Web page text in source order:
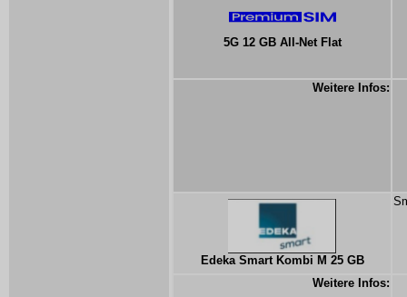
5G 12 GB All-Net Flat
Weitere Infos:
Edeka Smart Kombi M 25 GB
Weitere Infos: